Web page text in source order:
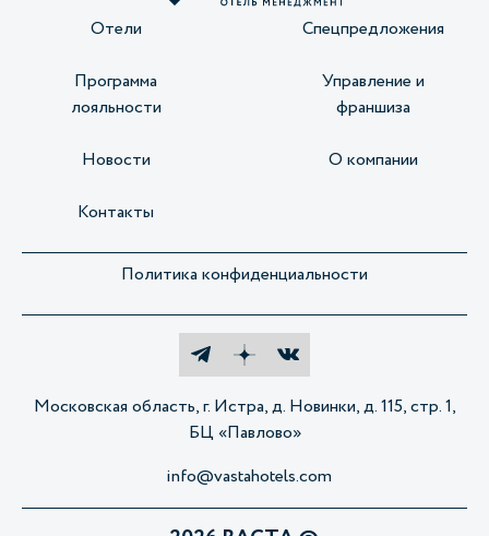
Отели Спецпредложения
Программа
лояльности
Управление и
франшиза
Новости О компании
Контакты
Политика конфиденциальности
Московская область, г. Истра, д. Новинки, д. 115, стр. 1,
БЦ «Павлово»
info@vastahotels.com